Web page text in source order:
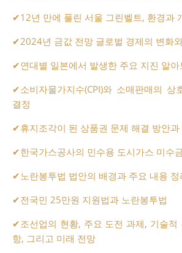
✔12년 만에 풀린 서울 그린벨트, 환경과
✔2024년 금값 전망 글로벌 경제의 변화
✔연대별 일본에서 발생한 주요 지진 알아
✔소비자물가지수(CPI)와 소매판매의
결정
✔휴지조각이 된 상품권 문제 해결 방안과
✔한국가스공사의 민수용 도시가스 미수
✔노란봉투법 법안의 배경과 주요 내용 정
✔전국민 25만원 지원법과 노란봉투법
✔조선업의 현황, 주요 도전 과제, 기술적
항, 그리고 미래 전망